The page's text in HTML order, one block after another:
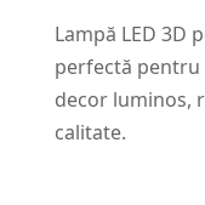
Lampă LED 3D
perfectă
decor luminos,
calitate.